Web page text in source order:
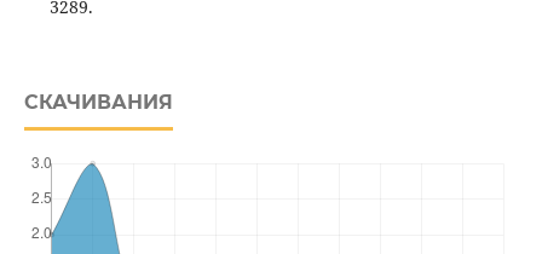
3289.
СКАЧИВАНИЯ